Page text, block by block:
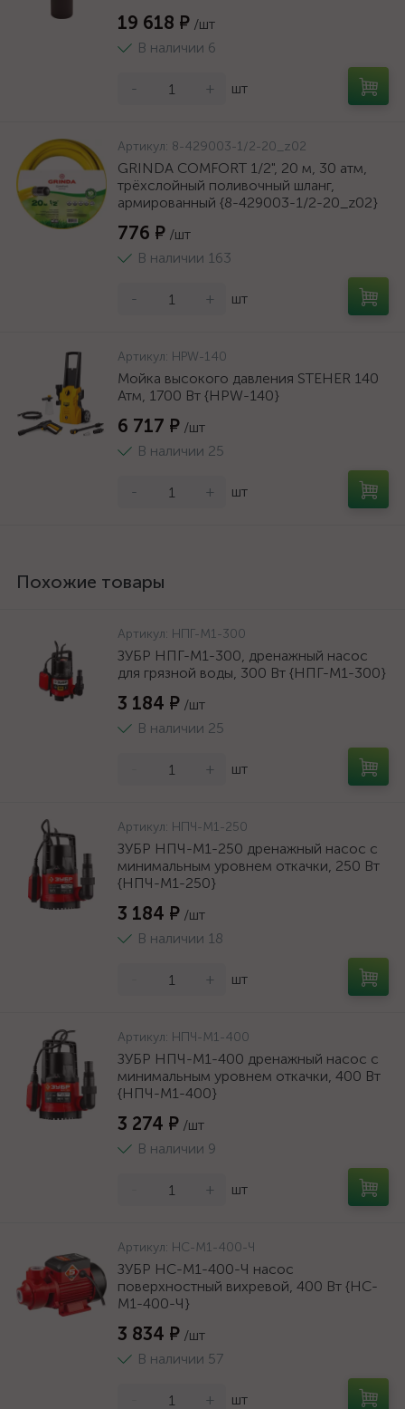
19 618 ₽ /шт
В наличии 6
- + шт
Артикул: 8-429003-1/2-20_z02
GRINDA COMFORT 1/2", 20 м, 30 атм,
трёхслойный поливочный шланг,
армированный {8-429003-1/2-20_z02}
776 ₽ /шт
В наличии 163
- + шт
Артикул: HPW-140
Мойка высокого давления STEHER 140
Атм, 1700 Вт {HPW-140}
6 717 ₽ /шт
В наличии 25
- + шт
Похожие товары
Артикул: НПГ-М1-300
ЗУБР НПГ-М1-300, дренажный насос
для грязной воды, 300 Вт {НПГ-М1-300}
3 184 ₽ /шт
В наличии 25
+ шт
Артикул: НПЧ-М1-250
ЗУБР НПЧ-М1-250 дренажный насос с
минимальным уровнем откачки, 250 Вт
{НПЧ-М1-250}
3 184 ₽ /шт
В наличии 18
+ шт
Артикул: НПЧ-М1-400
ЗУБР НПЧ-М1-400 дренажный насос с
минимальным уровнем откачки, 400 Вт
{НПЧ-М1-400}
3 274 ₽ /шт
В наличии 9
+ шт
Артикул: НС-М1-400-Ч
ЗУБР НС-М1-400-Ч насос
поверхностный вихревой, 400 Вт {НС-
М1-400-Ч}
3 834 ₽ /шт
В наличии 57
+ шт